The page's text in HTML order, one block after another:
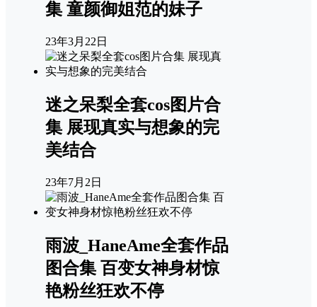
集 童颜御姐范的妹子
23年3月22日
迷之呆梨全套cos图片合
集 展现真实与想象的完
美结合
23年7月2日
雨波_HaneAme全套作品
图合集 百变女神身材惊
艳粉丝狂欢不停